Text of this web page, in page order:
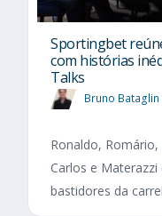
Sportingbet
com histórias
Talks
Bruno Bataglin
Ronaldo,
Carlos e
bastidores da